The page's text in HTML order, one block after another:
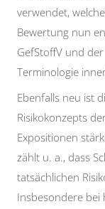
verwendet,
Bewertung nun
GefStoffV und
Terminologie
Ebenfalls neu ist
Risikokonzepts
Expositionen
zählt u. a., dass
tatsächlichen
Insbesondere bei